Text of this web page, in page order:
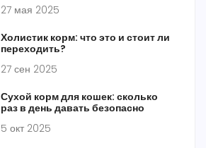
27 мая 2025
Холистик корм: что это и стоит ли
переходить?
27 сен 2025
Сухой корм для кошек: сколько
раз в день давать безопасно
5 окт 2025